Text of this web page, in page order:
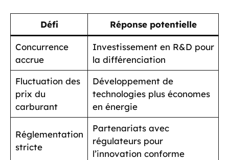
Défi Réponse potentielle
Concurrence
accrue
Investissement en R&D pour
la différenciation
Fluctuation des
prix du
carburant
Développement de
technologies plus économes
en énergie
Réglementation
stricte
Partenariats avec
régulateurs pour
l’innovation conforme